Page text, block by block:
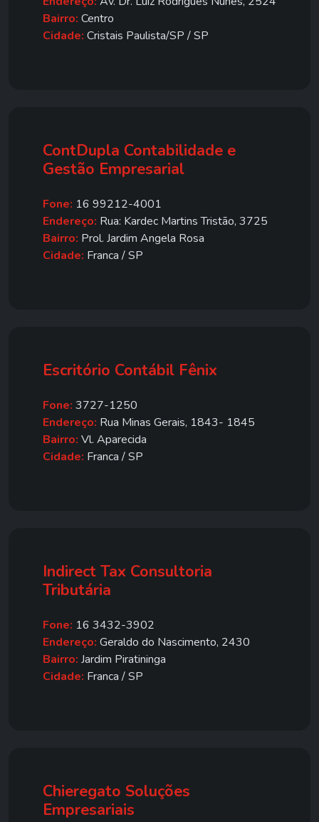
Bairro: Centro
Cidade: Cristais Paulista/SP / SP
ContDupla Contabilidade e
Gestão Empresarial
Fone: 16 99212-4001
Endereço: Rua: Kardec Martins Tristão, 3725
Bairro: Prol. Jardim Angela Rosa
Cidade: Franca / SP
Escritório Contábil Fênix
Fone: 3727-1250
Endereço: Rua Minas Gerais, 1843- 1845
Bairro: Vl. Aparecida
Cidade: Franca / SP
Indirect Tax Consultoria
Tributária
Fone: 16 3432-3902
Endereço: Geraldo do Nascimento, 2430
Bairro: Jardim Piratininga
Cidade: Franca / SP
Chieregato Soluções
Empresariais